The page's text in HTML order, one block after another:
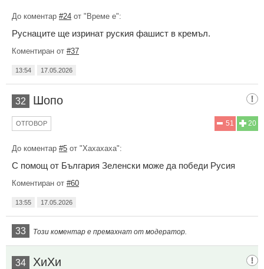
До коментар #24 от "Време е":
Руснаците ще изринат руския фашист в кремъл.
Коментиран от #37
13:54 17.05.2026
32 Шопо
20
51
ОТГОВОР
До коментар #5 от "Хахахаха":
С помощ от България Зеленски може да победи Русия
Коментиран от #60
13:55 17.05.2026
33 Този коментар е премахнат от модератор.
34 ХиХи